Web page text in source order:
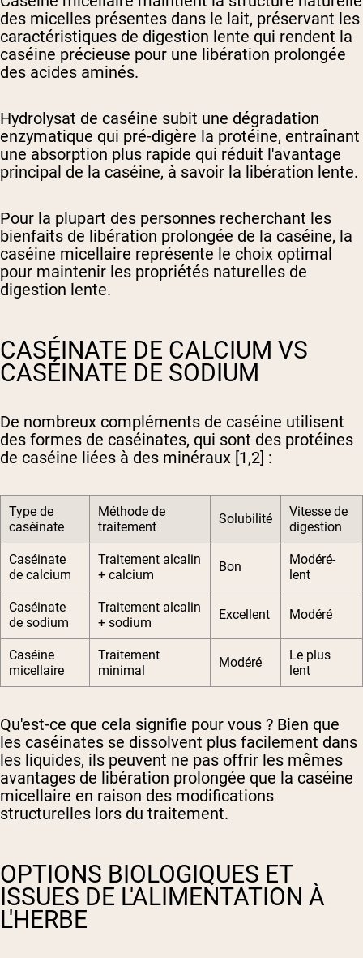
des micelles présentes dans le lait, préservant les
caractéristiques de digestion lente qui rendent la
caséine précieuse pour une libération prolongée
des acides aminés.
Hydrolysat de caséine subit une dégradation
enzymatique qui pré-digère la protéine, entraînant
une absorption plus rapide qui réduit l'avantage
principal de la caséine, à savoir la libération lente.
Pour la plupart des personnes recherchant les
bienfaits de libération prolongée de la caséine, la
caséine micellaire représente le choix optimal
pour maintenir les propriétés naturelles de
digestion lente.
CASÉINATE DE CALCIUM VS
CASÉINATE DE SODIUM
De nombreux compléments de caséine utilisent
des formes de caséinates, qui sont des protéines
de caséine liées à des minéraux [1,2] :
Type de
caséinate
Méthode de
traitement
Solubilité
Vitesse de
digestion
Caséinate
de calcium
Traitement alcalin
+ calcium
Bon
Modéré-
lent
Caséinate
de sodium
Traitement alcalin
+ sodium
Excellent Modéré
Caséine
micellaire
Traitement
minimal
Modéré
Le plus
lent
Qu'est-ce que cela signifie pour vous ? Bien que
les caséinates se dissolvent plus facilement dans
les liquides, ils peuvent ne pas offrir les mêmes
avantages de libération prolongée que la caséine
micellaire en raison des modifications
structurelles lors du traitement.
OPTIONS BIOLOGIQUES ET
ISSUES DE L'ALIMENTATION À
L'HERBE